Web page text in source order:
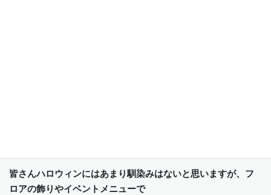
皆さんハロウィンにはあまり馴染みはないと思いますが、フ
ロアの飾りやイベントメニューで